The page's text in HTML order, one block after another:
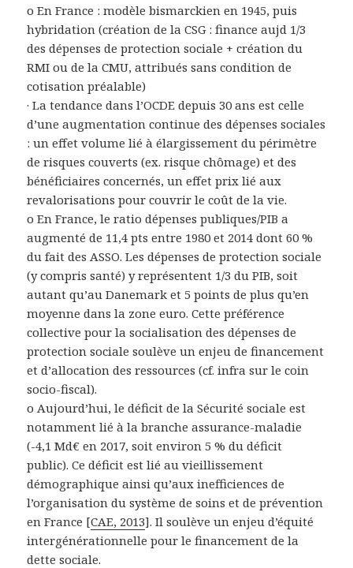
o En France : modèle bismarckien en 1945, puis
hybridation (création de la CSG : finance aujd 1/3
des dépenses de protection sociale + création du
RMI ou de la CMU, attribués sans condition de
cotisation préalable)
·La tendance dans l’OCDE depuis 30 ans est celle
d’une augmentation continue des dépenses sociales
: un effet volume lié à élargissement du périmètre
de risques couverts (ex. risque chômage) et des
bénéficiaires concernés, un effet prix lié aux
revalorisations pour couvrir le coût de la vie.
o En France, le ratio dépenses publiques/PIB a
augmenté de 11,4 pts entre 1980 et 2014 dont 60 %
du fait des ASSO. Les dépenses de protection sociale
(y compris santé) y représentent 1/3 du PIB, soit
autant qu’au Danemark et 5 points de plus qu’en
moyenne dans la zone euro.Cette préférence
collective pour la socialisation des dépenses de
protection sociale soulève un enjeu de financement
et d’allocation des ressources (cf.infra sur le coin
socio-fiscal).
o Aujourd’hui, le déficit de la Sécurité sociale est
notamment lié à la branche assurance-maladie
(-4,1 Md€ en 2017, soit environ 5 % du déficit
public). Ce déficit est lié au vieillissement
démographique ainsi qu’aux inefficiences de
l’organisation du système de soins et de prévention
en France [CAE, 2013].Il soulève un enjeu d’équité
intergénérationnelle pour le financement de la
dette sociale.